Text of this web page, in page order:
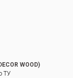
WOOD)
ТУ